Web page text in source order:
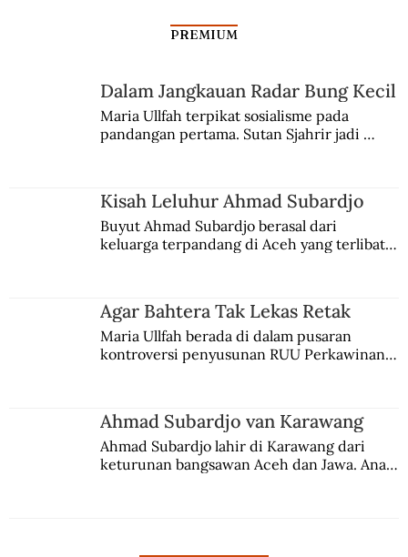
Dari Video Game hingga Game Online
PREMIUM
Dalam Jangkauan Radar Bung Kecil
Maria Ullfah terpikat sosialisme pada
pandangan pertama. Sutan Sjahrir jadi
Kisah Leluhur Ahmad Subardjo
Buyut Ahmad Subardjo berasal dari
keluarga terpandang di Aceh yang terlibat
Agar Bahtera Tak Lekas Retak
Maria Ullfah berada di dalam pusaran
kontroversi penyusunan RUU Perkawinan.
Ahmad Subardjo van Karawang
Ahmad Subardjo lahir di Karawang dari
keturunan bangsawan Aceh dan Jawa. Anak